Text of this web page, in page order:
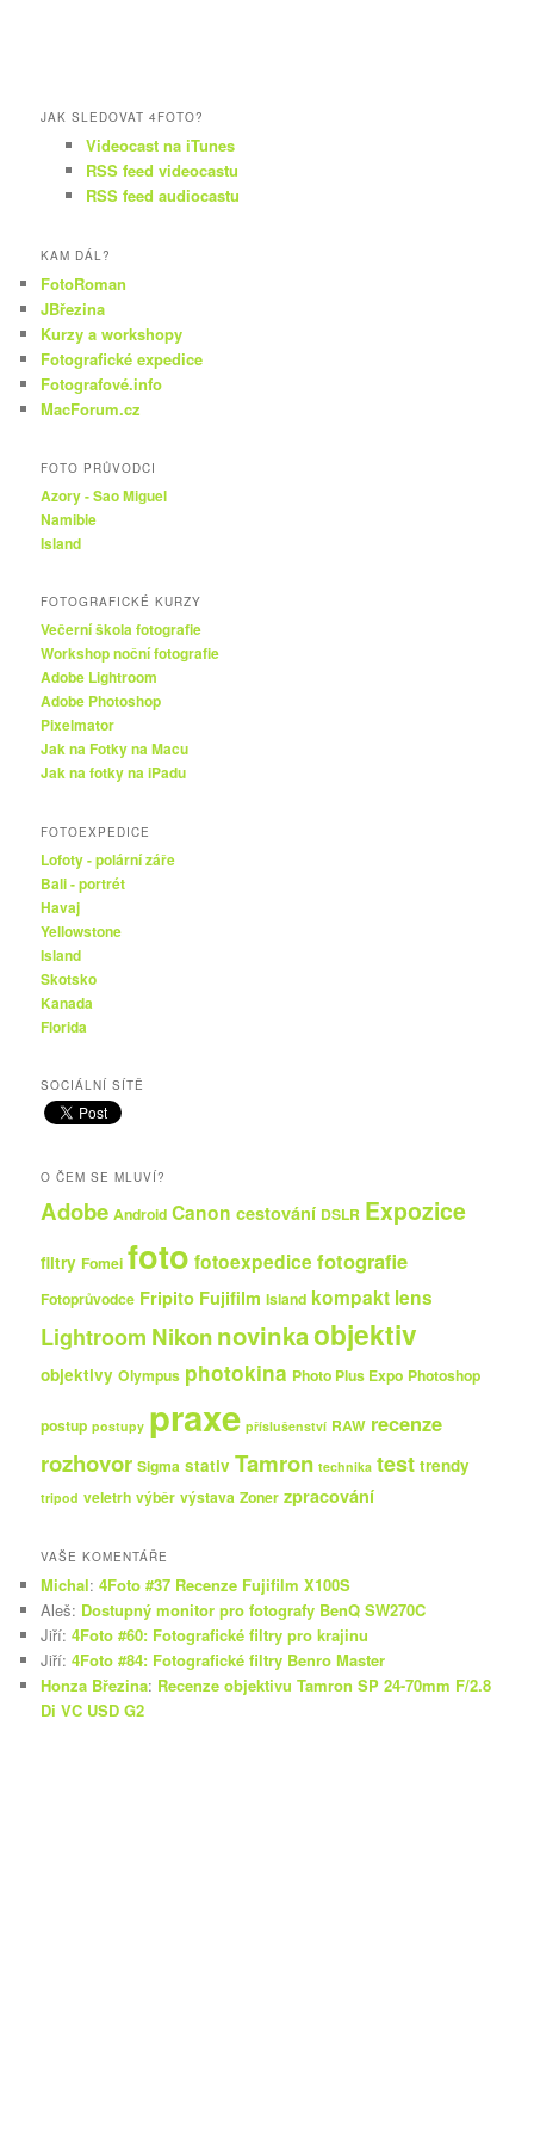
JAK SLEDOVAT 4FOTO?
Videocast na iTunes
RSS feed videocastu
RSS feed audiocastu
KAM DÁL?
FotoRoman
JBřezina
Kurzy a workshopy
Fotografické expedice
Fotografové.info
MacForum.cz
FOTO PRŮVODCI
Azory - Sao Miguel
Namibie
Island
FOTOGRAFICKÉ KURZY
Večerní škola fotografie
Workshop noční fotografie
Adobe Lightroom
Adobe Photoshop
Pixelmator
Jak na Fotky na Macu
Jak na fotky na iPadu
FOTOEXPEDICE
Lofoty - polární záře
Bali - portrét
Havaj
Yellowstone
Island
Skotsko
Kanada
Florida
SOCIÁLNÍ SÍTĚ
O ČEM SE MLUVÍ?
Adobe Android Canon cestování DSLR Expozice
filtry Fomei foto fotoexpedice fotografie
Fotoprůvodce Fripito Fujifilm Island kompakt lens
Lightroom Nikonnovinkaobjektiv
objektivy Olympus photokina Photo Plus Expo Photoshop
postup postupy praxe příslušenství RAW recenze
rozhovor Sigma stativ Tamron technika test trendy
tripod veletrh výběr výstava Zoner zpracování
VAŠE KOMENTÁŘE
Michal:4Foto #37 Recenze Fujifilm X100S
Aleš: Dostupný monitor pro fotografy BenQ SW270C
Jiří:4Foto #60: Fotografické filtry pro krajinu
Jiří:4Foto #84: Fotografické filtry Benro Master
Honza Březina: Recenze objektivu Tamron SP 24-70mm F/2.8
Di VC USD G2